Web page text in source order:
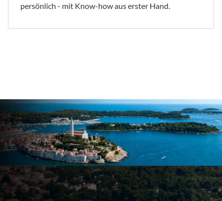
persönlich - mit Know-how aus erster Hand.